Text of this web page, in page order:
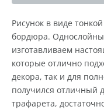
Рисунок в виде
бордюра.
изготавливаем
которые отлично
декора, так и для
получился отличный
трафарета,